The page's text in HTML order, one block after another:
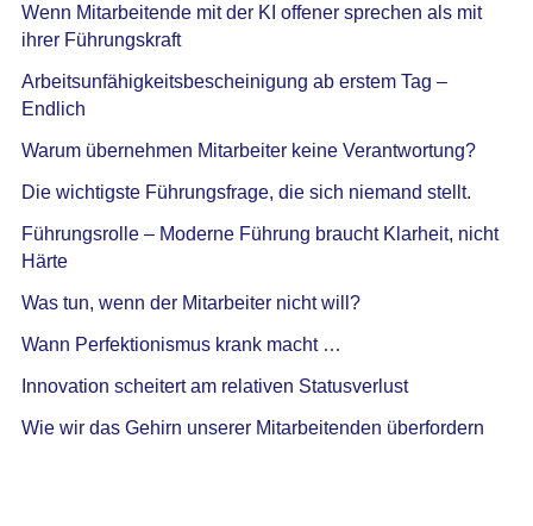
Wenn Mitarbeitende mit der KI offener sprechen als mit
ihrer Führungskraft
Arbeitsunfähigkeitsbescheinigung ab erstem Tag –
Endlich
Warum übernehmen Mitarbeiter keine Verantwortung?
Die wichtigste Führungsfrage, die sich niemand stellt.
Führungsrolle – Moderne Führung braucht Klarheit, nicht
Härte
Was tun, wenn der Mitarbeiter nicht will?
Wann Perfektionismus krank macht …
Innovation scheitert am relativen Statusverlust
Wie wir das Gehirn unserer Mitarbeitenden überfordern